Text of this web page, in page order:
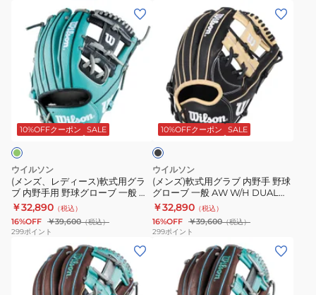
WBW104521
WBW104346
ー
一
般
DUAL
INFIELD
87
WBW104350
W/H
1723
WBW103808
ス)
軟
式
用
グ
ラ
ブ
10%OFFクーポン SALE
ウイルソン
(メンズ、レディース)軟式用グラ
ブ 内野手用 野球グローブ 一般 一
般用 Wannabe Hero DUAL 86
型 WBW103770
￥32,890 （税込）
16%OFF ￥39,600（税込）
299ポイント
ラ
ブ
内
野
手
野
球
10%OFFクーポン SALE
ブ
ラ
ッ
ウイルソン
(メンズ)軟式用グラブ 内野手 野球
グローブ 一般 AW W/H DUAL
1723 WBW103812
￥32,890 （税込）
16%OFF ￥39,600（税込）
299ポイント